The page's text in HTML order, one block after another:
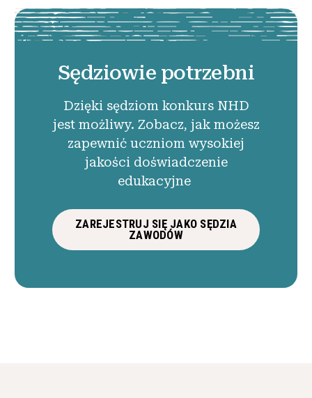
Sędziowie potrzebni
Dzięki sędziom konkurs NHD
jest możliwy. Zobacz, jak możesz
zapewnić uczniom wysokiej
jakości doświadczenie
edukacyjne
ZAREJESTRUJ SIĘ JAKO SĘDZIA
ZAWODÓW